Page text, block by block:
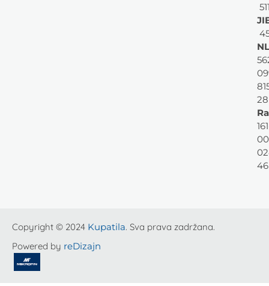
28
46
Copyright © 2024 Kupatila. Sva prava zadržana.
Powered by reDizajn